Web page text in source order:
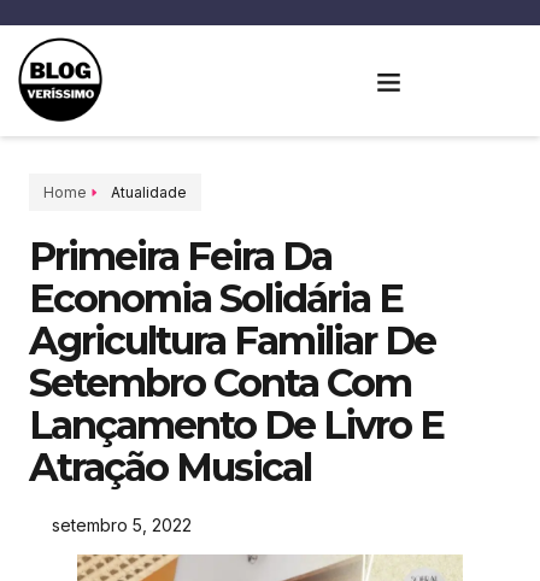
Home Atualidade
Primeira Feira Da
Economia Solidária E
Agricultura Familiar De
Setembro Conta Com
Lançamento De Livro E
Atração Musical
setembro 5, 2022